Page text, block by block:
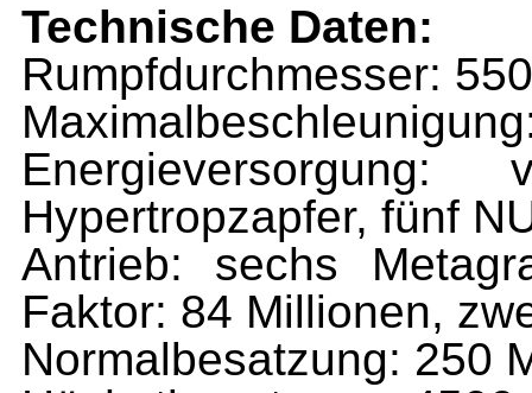
Technische Daten:
Rumpfdurchmesser:
Hypertropzapfer, fünf
Antrieb: sechs
Faktor: 84 Millionen,
Normalbesatzung: 250